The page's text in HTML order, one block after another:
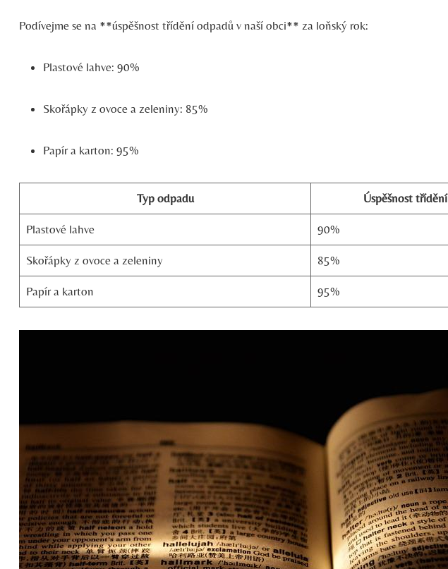
Podívejme se na **úspěšnost třídění odpadů v naší obci** za loňský rok:
Plastové lahve: 90%
Skořápky z ovoce a zeleniny: 85%
Papír a karton: 95%
Typ odpadu Úspěšnost třídění
Plastové lahve 90%
Skořápky z ovoce a zeleniny 85%
Papír a karton 95%